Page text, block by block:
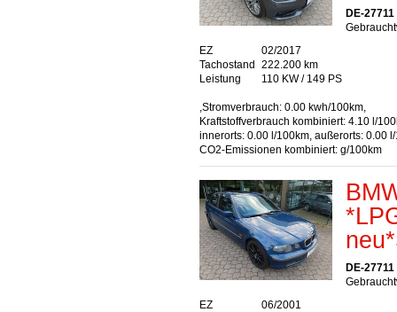
DE-
EZ
02/2017
Tachostand
222.200 km
Leistung
110 KW / 149 PS
,Stromverbrauch: 0.00 kwh/100km,
Kraftstoffverbrauch kombiniert: 4.10 l/
innerorts: 0.00 l/100km, außerorts: 0.00
CO2-Emissionen kombiniert: g/100km
DE-
EZ
06/2001